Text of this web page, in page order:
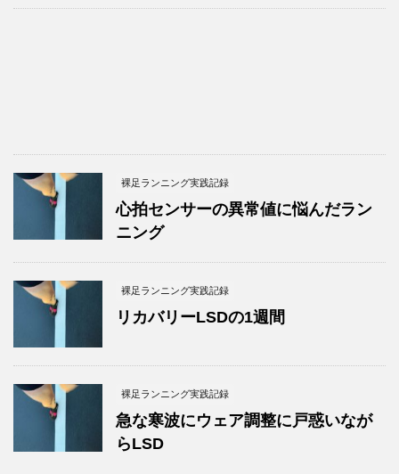
裸足ランニング実践記録
心拍センサーの異常値に悩んだラン
ニング
裸足ランニング実践記録
リカバリーLSDの1週間
裸足ランニング実践記録
急な寒波にウェア調整に戸惑いなが
らLSD